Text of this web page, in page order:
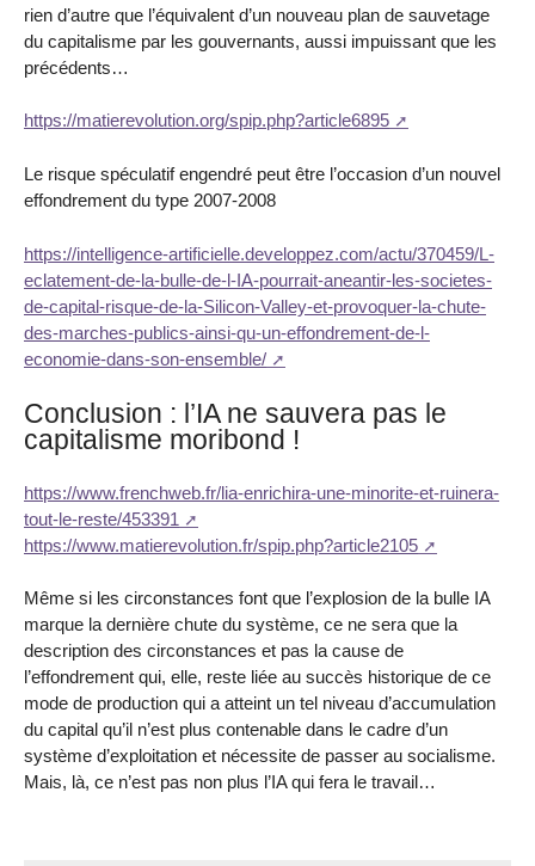
rien d’autre que l’équivalent d’un nouveau plan de sauvetage
du capitalisme par les gouvernants, aussi impuissant que les
précédents…
https://matierevolution.org/spip.php?article6895
Le risque spéculatif engendré peut être l’occasion d’un nouvel
effondrement du type 2007-2008
https://intelligence-artificielle.developpez.com/actu/370459/L-
eclatement-de-la-bulle-de-l-IA-pourrait-aneantir-les-societes-
de-capital-risque-de-la-Silicon-Valley-et-provoquer-la-chute-
des-marches-publics-ainsi-qu-un-effondrement-de-l-
economie-dans-son-ensemble/
Conclusion : l’IA ne sauvera pas le
capitalisme moribond !
https://www.frenchweb.fr/lia-enrichira-une-minorite-et-ruinera-
tout-le-reste/453391
https://www.matierevolution.fr/spip.php?article2105
Même si les circonstances font que l’explosion de la bulle IA
marque la dernière chute du système, ce ne sera que la
description des circonstances et pas la cause de
l’effondrement qui, elle, reste liée au succès historique de ce
mode de production qui a atteint un tel niveau d’accumulation
du capital qu’il n’est plus contenable dans le cadre d’un
système d’exploitation et nécessite de passer au socialisme.
Mais, là, ce n’est pas non plus l’IA qui fera le travail…